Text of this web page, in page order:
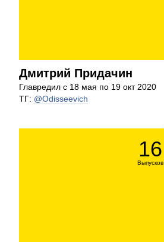
Дмитрий Придачин
Главредил с 18 мая по 19 окт 2020
ТГ: @Odisseevich
16
Выпусков